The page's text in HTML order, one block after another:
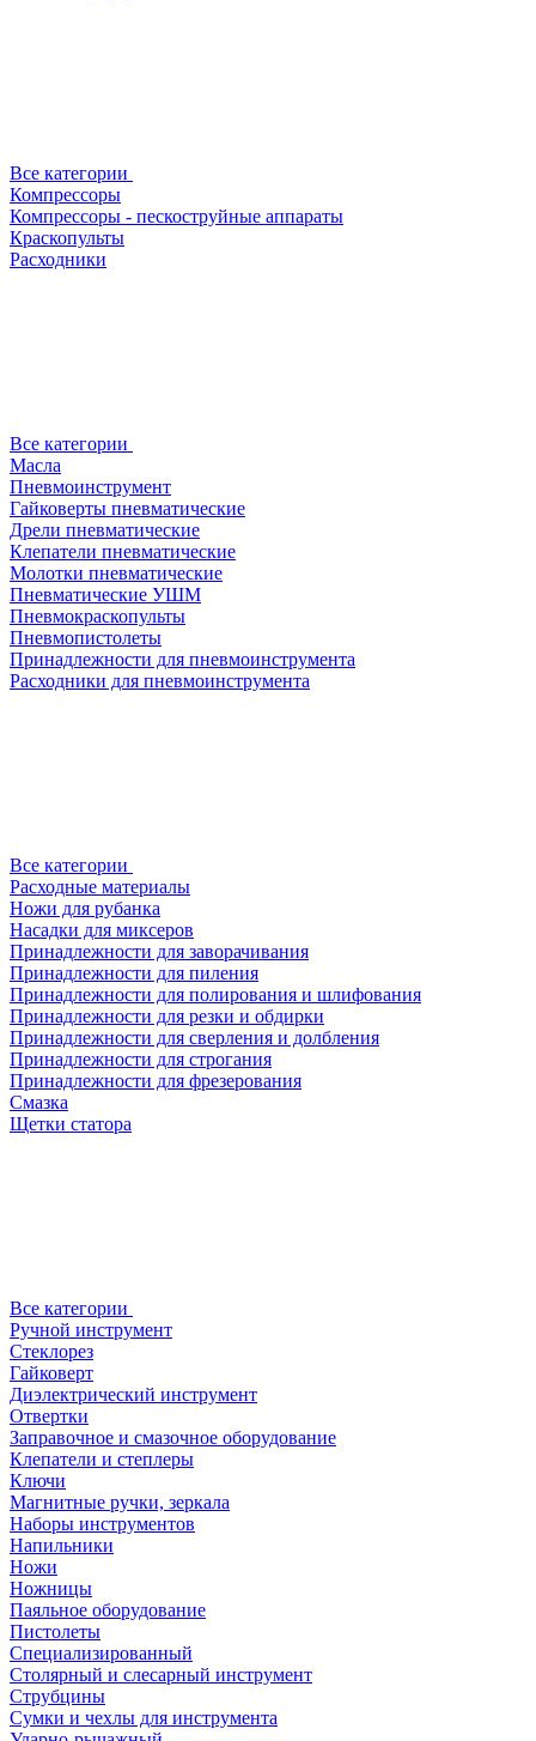
Все категории
Компрессоры
Компрессоры - пескоструйные аппараты
Краскопульты
Расходники
Все категории
Масла
Пневмоинструмент
Гайковерты пневматические
Дрели пневматические
Клепатели пневматические
Молотки пневматические
Пневматические УШМ
Пневмокраскопульты
Пневмопистолеты
Принадлежности для пневмоинструмента
Расходники для пневмоинструмента
Все категории
Расходные материалы
Ножи для рубанка
Насадки для миксеров
Принадлежности для заворачивания
Принадлежности для пиления
Принадлежности для полирования и шлифования
Принадлежности для резки и обдирки
Принадлежности для сверления и долбления
Принадлежности для строгания
Принадлежности для фрезерования
Смазка
Щетки статора
Все категории
Ручной инструмент
Стеклорез
Гайковерт
Диэлектрический инструмент
Отвертки
Заправочное и смазочное оборудование
Клепатели и степлеры
Ключи
Магнитные ручки, зеркала
Наборы инструментов
Напильники
Ножи
Ножницы
Паяльное оборудование
Пистолеты
Специализированный
Столярный и слесарный инструмент
Струбцины
Сумки и чехлы для инструмента